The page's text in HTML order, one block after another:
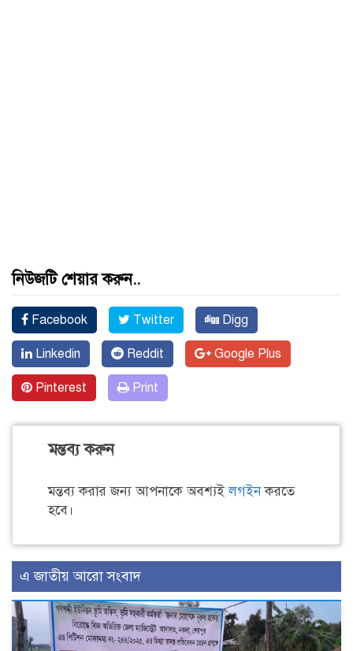
নিউজটি শেয়ার করুন..
Facebook Twitter Digg
Linkedin Reddit Google Plus
Pinterest Print
মন্তব্য করুন
মন্তব্য করার জন্য আপনাকে অবশ্যইলগইনকরতে
হবে।
এ জাতীয় আরো সংবাদ